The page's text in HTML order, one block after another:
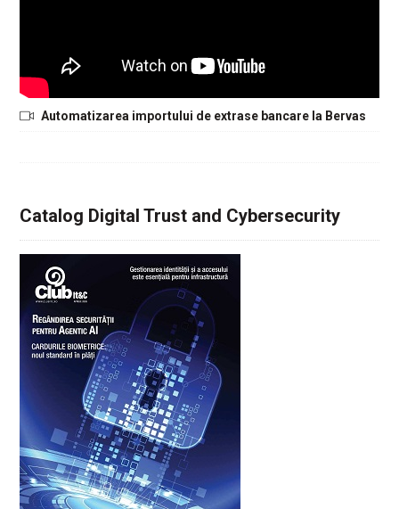
Automatizarea importului de extrase bancare la Bervas
Catalog Digital Trust and Cybersecurity